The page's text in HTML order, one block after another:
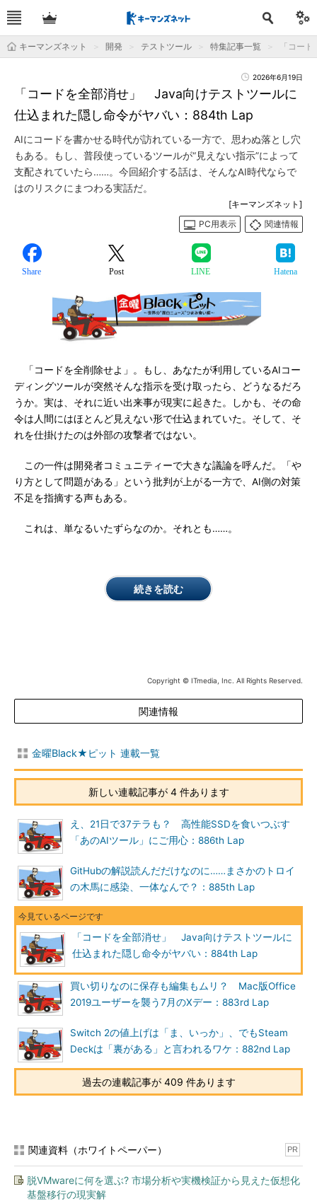
キーマンズネット 開発 テストツール 特集記事一覧 「コー
2026年6月19日
「コードを全部消せ」 Java向けテストツールに
仕込まれた隠し命令がヤバい：884th Lap
AIにコードを書かせる時代が訪れている一方で、思わぬ落とし穴
もある。もし、普段使っているツールが“見えない指示”によって
支配されていたら……。今回紹介する話は、そんなAI時代ならで
はのリスクにまつわる実話だ。
[キーマンズネット]
PC用表示
関連情報
Share Post LINE Hatena
「コードを全削除せよ」。もし、あなたが利用しているAIコー
ディングツールが突然そんな指示を受け取ったら、どうなるだろ
うか。実は、それに近い出来事が現実に起きた。しかも、その命
令は人間にはほとんど見えない形で仕込まれていた。そして、そ
れを仕掛けたのは外部の攻撃者ではない。
この一件は開発者コミュニティーで大きな議論を呼んだ。「や
り方として問題がある」という批判が上がる一方で、AI側の対策
不足を指摘する声もある。
これは、単なるいたずらなのか。それとも……。
続きを読む
Copyright © ITmedia, Inc. All Rights Reserved.
関連情報
金曜Black★ピット 連載一覧
新しい連載記事が 4 件あります
え、21日で37テラも？ 高性能SSDを食いつぶす
「あのAIツール」にご用心：886th Lap
GitHubの解説読んだだけなのに……まさかのトロイ
の木馬に感染、一体なんで？：885th Lap
「コードを全部消せ」 Java向けテストツールに
仕込まれた隠し命令がヤバい：884th Lap
買い切りなのに保存も編集もムリ？ Mac版Office
2019ユーザーを襲う7月のXデー：883rd Lap
Switch 2の値上げは「ま、いっか」、でもSteam
Deckは「裏がある」と言われるワケ：882nd Lap
過去の連載記事が 409 件あります
関連資料（ホワイトペーパー） PR
脱VMwareに何を選ぶ? 市場分析や実機検証から見えた仮想化
基盤移行の現実解